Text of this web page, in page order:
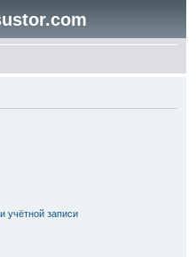
учётной записи